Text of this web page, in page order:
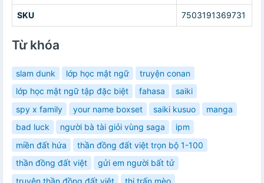
SKU 7503191369731
Từ khóa
slam dunk lớp học mật ngữ
truyện conan
lớp học mật ngữ tập đặc biệt
fahasa
saiki
spy x family
your name boxset saiki kusuo
manga
bad luck
người bà tài giỏi vùng saga
ipm
miền đất hứa
thần đồng đất việt trọn bộ 1-100
thần đồng đất việt
gửi em người bất tử
truyện thần đồng đất việt
thị trấn mèo